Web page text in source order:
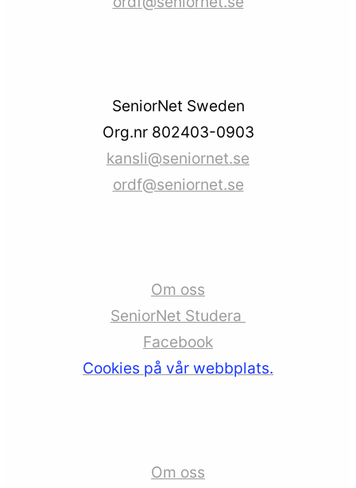
SeniorNet Sweden
Org.nr 802403-0903
kansli@seniornet.se
ordf@seniornet.se
Om oss
SeniorNet Studera
Facebook
Cookies på vår webbplats.
Om oss